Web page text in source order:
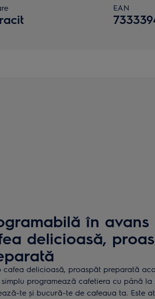
EAN
în
delicioasă,
cafea delicioasă, proaspăt preparată
simplu programează cafetiera cu până
te și bucură-te de cafeaua ta. Este